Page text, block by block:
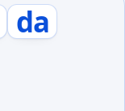
da